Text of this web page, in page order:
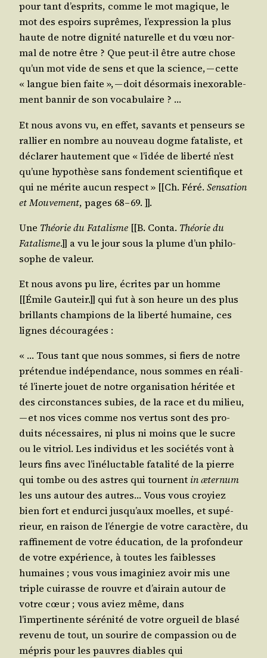
pour tant d’esprits, comme le mot magique, le
mot des espoirs suprêmes, l’expression la plus
haute de notre digni­té natu­relle et du vœu nor­
mal de notre être ? Que peut-il être autre chose
qu’un mot vide de sens et que la science, — cette
« langue bien faite », — doit désor­mais inexo­ra­ble­
ment ban­nir de son vocabulaire ? …
Et nous avons vu, en effet, savants et pen­seurs se
ral­lier en nombre au nou­veau dogme fata­liste, et
décla­rer hau­te­ment que « l’idée de liber­té n’est
qu’une hypo­thèse sans fon­de­ment scien­ti­fique et
qui ne mérite aucun res­pect » [[Ch. Féré. Sen­sa­tion
et Mou­ve­ment, pages 68 – 69. ]].
Une Théo­rie du Fata­lisme [[B. Conta. Théo­rie du
Fata­lisme.]] a vu le jour sous la plume d’un phi­lo­
sophe de valeur.
Et nous avons pu lire, écrites par un homme
[[Émile Gau­teir.]] qui fut à son heure un des plus
brillants cham­pions de la liber­té humaine, ces
lignes découragées :
« … Tous tant que nous sommes, si fiers de notre
pré­ten­due indé­pen­dance, nous sommes en réa­li­
té l’inerte jouet de notre orga­ni­sa­tion héri­tée et
des cir­cons­tances subies, de la race et du milieu,
— et nos vices comme nos ver­tus sont des pro­
duits néces­saires, ni plus ni moins que le sucre
ou le vitriol. Les indi­vi­dus et les socié­tés vont à
leurs fins avec l’inéluctable fata­li­té de la pierre
qui tombe ou des astres qui tournent in æter­num
les uns autour des autres… Vous vous croyiez
bien fort et endur­ci jusqu’aux moelles, et supé­
rieur, en rai­son de l’énergie de votre carac­tère, du
raf­fi­ne­ment de votre édu­ca­tion, de la pro­fon­deur
de votre expé­rience, à toutes les fai­blesses
humaines ; vous vous ima­gi­niez avoir mis une
triple cui­rasse de rouvre et d’airain autour de
votre cœur ; vous aviez même, dans
l’impertinente séré­ni­té de votre orgueil de bla­sé
reve­nu de tout, un sou­rire de com­pas­sion ou de
mépris pour les pauvres diables qui